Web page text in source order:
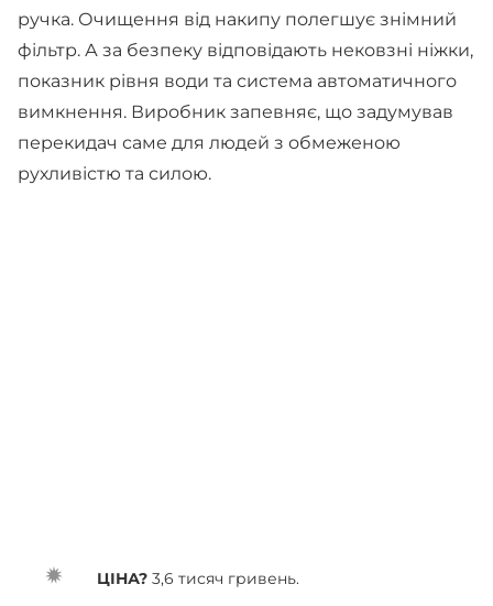
ручка. Очищення від накипу полегшує знімний
фільтр. А за безпеку відповідають нековзні ніжки,
показник рівня води та система автоматичного
вимкнення. Виробник запевняє, що задумував
перекидач саме для людей з обмеженою
рухливістю та силою.
ЦІНА? 3,6 тисяч гривень.